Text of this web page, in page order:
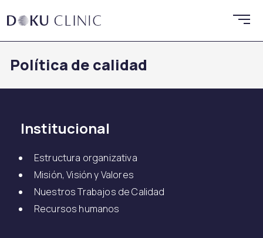
Política de calidad
Institucional
Estructura organizativa
Misión, Visión y Valores
Nuestros Trabajos de Calidad
Recursos humanos